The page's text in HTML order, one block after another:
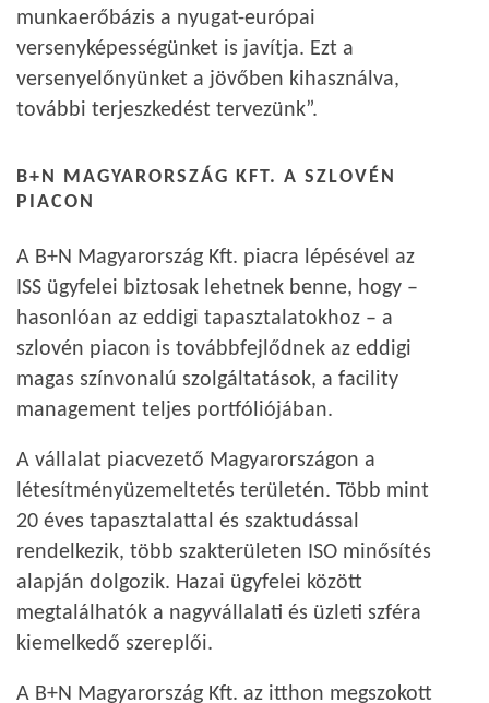
munkaerőbázis a nyugat-európai
versenyképességünket is javítja. Ezt a
versenyelőnyünket a jövőben kihasználva,
további terjeszkedést tervezünk”.
B+N MAGYARORSZÁG KFT. A SZLOVÉN
PIACON
A B+N Magyarország Kft. piacra lépésével az
ISS ügyfelei biztosak lehetnek benne, hogy –
hasonlóan az eddigi tapasztalatokhoz – a
szlovén piacon is továbbfejlődnek az eddigi
magas színvonalú szolgáltatások, a facility
management teljes portfóliójában.
A vállalat piacvezető Magyarországon a
létesítményüzemeltetés területén. Több mint
20 éves tapasztalattal és szaktudással
rendelkezik, több szakterületen ISO minősítés
alapján dolgozik. Hazai ügyfelei között
megtalálhatók a nagyvállalati és üzleti szféra
kiemelkedő szereplői.
A B+N Magyarország Kft. az itthon megszokott